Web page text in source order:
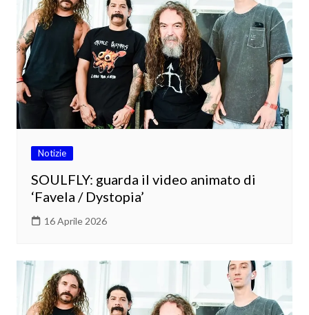
Notizie
SOULFLY: guarda il video animato di
‘Favela / Dystopia’
16 Aprile 2026